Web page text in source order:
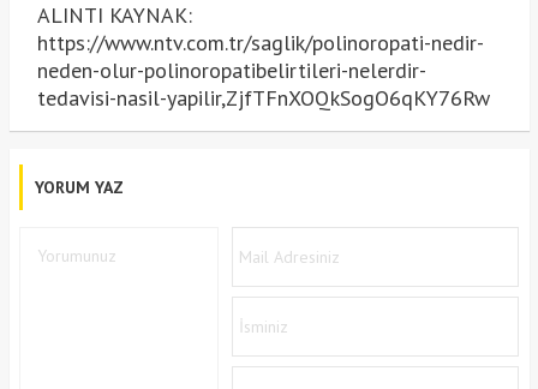
ALINTI KAYNAK:
https://www.ntv.com.tr/saglik/polinoropati-nedir-
neden-olur-polinoropatibelirtileri-nelerdir-
tedavisi-nasil-yapilir,ZjfTFnXOQkSogO6qKY76Rw
YORUM YAZ